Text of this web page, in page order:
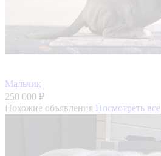
Мальчик
250 000 ₽
Похожие объявления Посмотреть все